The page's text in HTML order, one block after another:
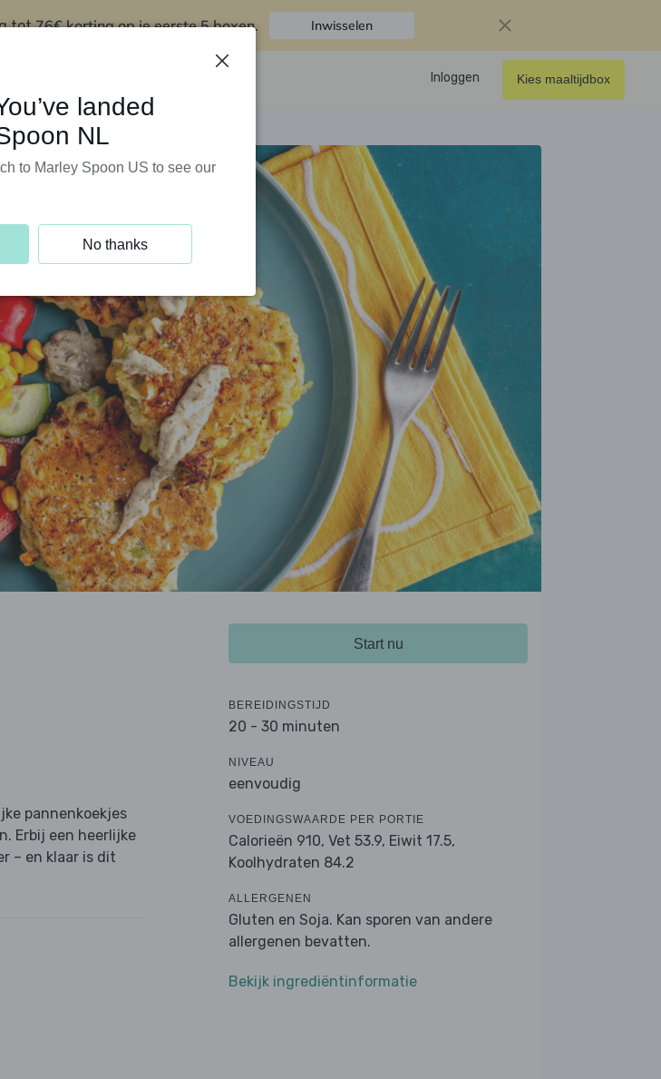
tot76€ korting op je eerste 5 boxen. Inwisselen
Inloggen Kies maaltijdbox
pannenkoekjes
Erbij een heerlijke
– en klaar is dit
Start nu
BEREIDINGSTIJD
20 - 30 minuten
NIVEAU
eenvoudig
VOEDINGSWAARDE PER PORTIE
Calorieën 910, Vet 53.9, Eiwit 17.5,
Koolhydraten 84.2
ALLERGENEN
Gluten en Soja. Kan sporen van andere
allergenen bevatten.
Bekijk ingrediëntinformatie
landed
NL
to Marley Spoon US to see our
No thanks